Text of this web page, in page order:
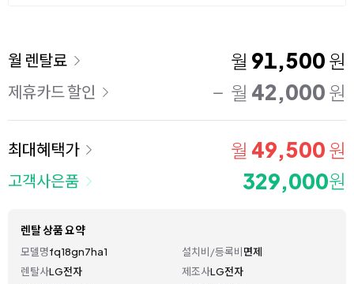
이용 요금
월 렌탈료 월 91,500 원
제휴카드 할인 월 42,000 원
최대혜택가 월 49,500 원
고객사은품 329,000원
렌탈 상품 요약
모델명fq18gn7ha1 설치비/등록비면제
렌탈사LG전자 제조사LG전자